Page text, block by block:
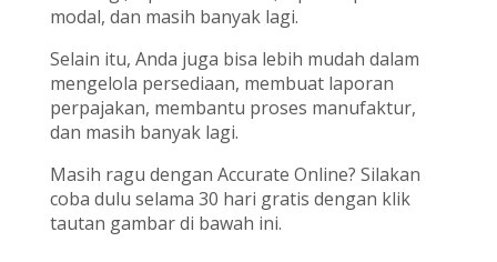
modal, dan masih banyak lagi.
Selain itu, Anda juga bisa lebih mudah dalam
mengelola persediaan, membuat laporan
perpajakan, membantu proses manufaktur,
dan masih banyak lagi.
Masih ragu dengan Accurate Online? Silakan
coba dulu selama 30 hari gratis dengan klik
tautan gambar di bawah ini.